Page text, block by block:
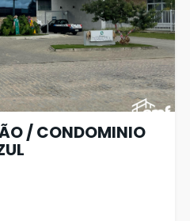
/ CONDOMINIO